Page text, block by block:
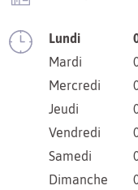
Lundi
Mardi
Mercredi
Jeudi
Vendredi
Samedi
Dimanche